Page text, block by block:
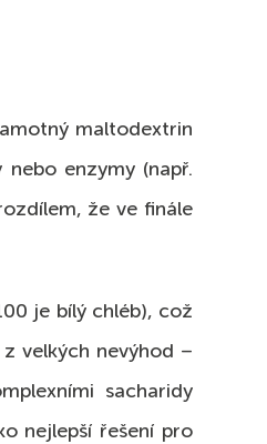
maltodextrin
enzymy (např.
že ve finále
je bílý chléb), což
velkých nevýhod –
sacharidy
nejlepší řešení pro